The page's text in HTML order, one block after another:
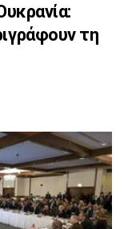
τη